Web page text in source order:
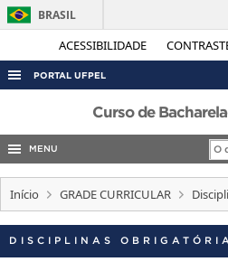
ACESSIBILIDADE
BRASIL
PORTAL UFPEL
ACESSO À INFORMAÇÃO
AUDITORIA
CONCURSOS
INTERNACIONAL
Curso de
MENU
Início GRADE CURRICULAR
DISCIPLINAS